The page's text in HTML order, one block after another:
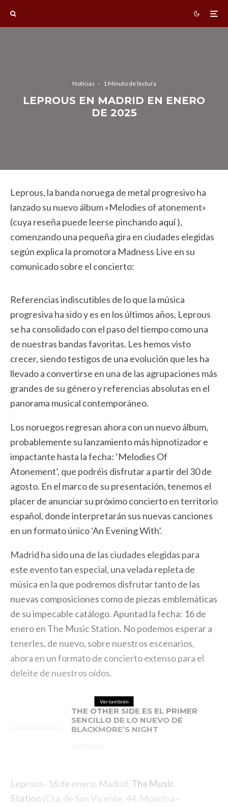
Noticias · 1 Minuto de lectura
LEPROUS EN MADRID EN ENERO
DE 2025
Leprous, la banda noruega de metal progresivo ha
lanzado su nuevo álbum «Melodies of atonement»
(cuya reseña puede leerse pinchandoaquí),
comenzando una pequeña gira en ciudades elegidas
según explica la promotora Madness Live en su
comunicado sobre el concierto:
Referencias indiscutibles de lo que la música
progresiva ha sido y es en los últimos años, Leprous
se ha consolidado con el paso del tiempo como una
de nuestras bandas favoritas. Les hemos visto
crecer, siendo testigos de una evolución que les ha
llevado a convertirse en una de las agrupaciones más
grandes de su género y referencias absolutas en el
panorama musical contemporáneo.
Los noruegos regresan ahora con un nuevo álbum,
probablemente su lanzamiento más hipnotizador e
impactante hasta la fecha: ‘Melodies Of
Atonement’, que podréis disfrutar a partir del 30 de
agosto. En el marco de su presentación, tenemos el
placer de anunciar su próximo concierto en territorio
español, donde interpretarán sus nuevas canciones
en un formato único ‘An Evening With’.
Madrid ha sido una de las ciudades elegidas para
este evento tan especial, una velada repleta de
música en la que podremos disfrutar tanto de las
nuevas composiciones como de piezas emblemáticas
de su impecable catálogo. Apuntad la fecha: 16 de
enero en The Music Station. No podemos esperar a
tenerles, de nuevo, sobre nuestros escenarios,
ahora en un formato de concierto extenso para el
deleite de nuestros oídos.
Ver también
THE OTHER SIDE ES EL PRIMER
SENCILLO DE LO NUEVO DE
BLACKMORE’S NIGHT
Leprous- 16 de enero. Madrid. The Music
Station (Cta. de San Vicente, 44, Moncloa –